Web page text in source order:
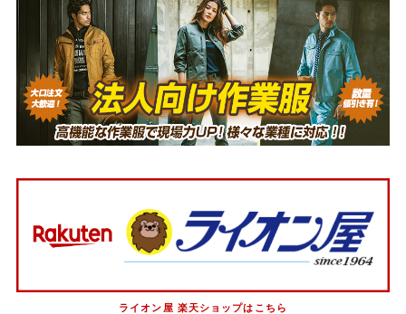
ライオン屋 楽天ショップはこちら